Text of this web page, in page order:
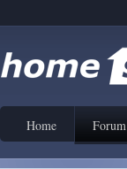
Home Forum